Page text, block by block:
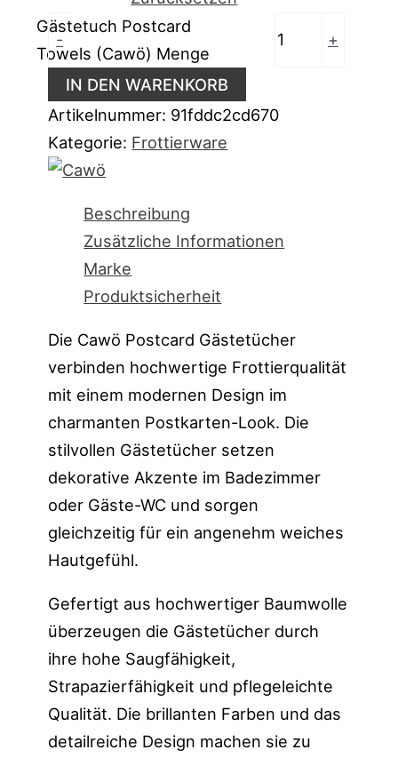
-
Gästetuch Postcard
Towels (Cawö) Menge
+
IN DEN WARENKORB
Artikelnummer: 91fddc2cd670
Kategorie: Frottierware
Beschreibung
Zusätzliche Informationen
Marke
Produktsicherheit
Die Cawö Postcard Gästetücher
verbinden hochwertige Frottierqualität
mit einem modernen Design im
charmanten Postkarten-Look. Die
stilvollen Gästetücher setzen
dekorative Akzente im Badezimmer
oder Gäste-WC und sorgen
gleichzeitig für ein angenehm weiches
Hautgefühl.
Gefertigt aus hochwertiger Baumwolle
überzeugen die Gästetücher durch
ihre hohe Saugfähigkeit,
Strapazierfähigkeit und pflegeleichte
Qualität. Die brillanten Farben und das
detailreiche Design machen sie zu